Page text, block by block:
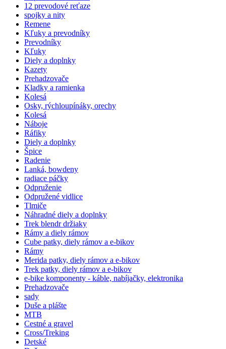
12 prevodové reťaze
spojky a nity
Remene
Kľuky a prevodníky
Prevodníky
Kľuky
Diely a doplnky
Kazety
Prehadzovače
Kladky a ramienka
Kolesá
Osky, rýchloupínáky, orechy
Kolesá
Náboje
Ráfiky
Diely a doplnky
Špice
Radenie
Lanká, bowdeny
radiace páčky
Odpruženie
Odpružené vidlice
Tlmiče
Náhradné diely a doplnky
Trek blendr držiaky
Rámy a diely rámov
Cube patky, diely rámov a e-bikov
Rámy
Merida patky, diely rámov a e-bikov
Trek patky, diely rámov a e-bikov
e-bike komponenty - káble, nabíjačky, elektronika
Prehadzovače
sady
Duše a plášte
MTB
Cestné a gravel
Cross/Treking
Detské